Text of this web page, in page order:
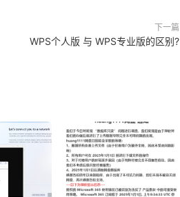
下一篇
WPS个人版 与 WPS专业版的区别?